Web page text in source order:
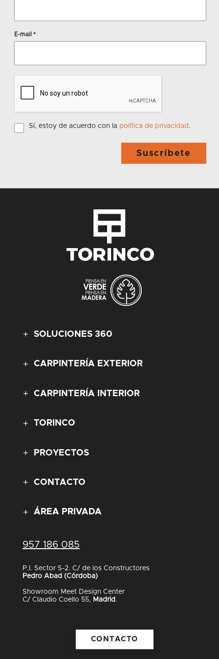
E-mail *
Sí, estoy de acuerdo con la política de privacidad .
Suscríbete
SOLUCIONES 360
CARPINTERÍA EXTERIOR
CARPINTERÍA INTERIOR
TORINCO
PROYECTOS
CONTACTO
ÁREA PRIVADA
957 186 085
P.I. Sector S-2. C/ de los Constructores
Pedro Abad (Córdoba)
Showroom Meet Design Center
C/ Claudio Coello 55, Madrid .
CONTACTO